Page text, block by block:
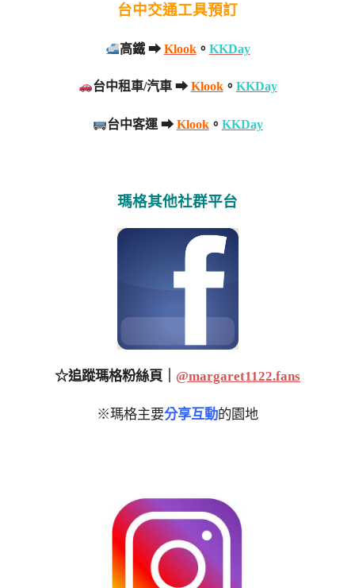
台中交通工具預訂
高鐵 ➡ Klook。 KKDay
台中租車/汽車 ➡ Klook。 KKDay
台中客運 ➡ Klook。 KKDay
瑪格其他社群平台
☆追蹤瑪格粉絲頁｜ @margaret1122.fans
※瑪格主要分享互動的園地